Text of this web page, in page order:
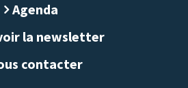
Agenda
la newsletter
contacter